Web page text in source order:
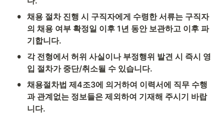
• 채용 절차 진행 시 구직자에게 수령한 서류는 구직자
의 채용 여부 확정일 이후 1년 동안 보관하고 이후 파
기합니다.
•
각 전형에서 허위 사실이나 부정행위 발견 시 즉시 영
입 절차가 중단/취소될 수 있습니다.
• 채용절차법 제4조3에 의거하여 이력서에 직무 수행
과 관계없는 정보들은 제외하여 기재해 주시기 바랍
니다.